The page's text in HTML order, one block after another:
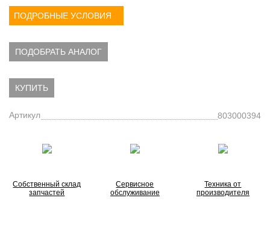
ПОДРОБНЫЕ УСЛОВИЯ
ПОДОБРАТЬ АНАЛОГ
КУПИТЬ
Артикул 803000394
Собственный склад
запчастей
Сервисное
обслуживание
Техника от
производителя